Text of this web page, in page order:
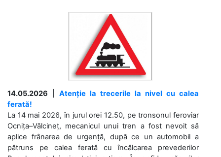
14.05.2026
Atenție la trecerile la nivel cu calea
ferată!
La 14 mai 2026, în jurul orei 12.50, pe tronsonul feroviar
Ocnița–Vălcineț, mecanicul unui tren a fost nevoit să
aplice frânarea de urgență, după ce un automobil a
pătruns pe calea ferată cu încălcarea prevederilor